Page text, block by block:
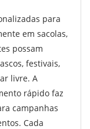
para
em sacolas,
possam
festivais,
livre. A
rápido faz
campanhas
Cada